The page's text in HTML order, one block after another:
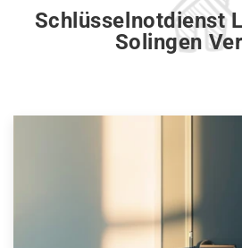
Schlüsselnotdienst
Solingen